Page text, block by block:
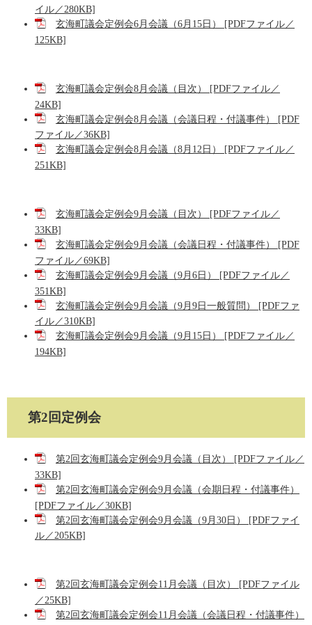
イル／280KB]
玄海町議会定例会6月会議（6月15日） [PDFファイル／
125KB]
玄海町議会定例会8月会議（目次） [PDFファイル／
24KB]
玄海町議会定例会8月会議（会議日程・付議事件） [PDF
ファイル／36KB]
玄海町議会定例会8月会議（8月12日） [PDFファイル／
251KB]
玄海町議会定例会9月会議（目次） [PDFファイル／
33KB]
玄海町議会定例会9月会議（会議日程・付議事件） [PDF
ファイル／69KB]
玄海町議会定例会9月会議（9月6日） [PDFファイル／
351KB]
玄海町議会定例会9月会議（9月9日一般質問） [PDFファ
イル／310KB]
玄海町議会定例会9月会議（9月15日） [PDFファイル／
194KB]
第2回定例会
第2回玄海町議会定例会9月会議（目次） [PDFファイル／
33KB]
第2回玄海町議会定例会9月会議（会期日程・付議事件）
[PDFファイル／30KB]
第2回玄海町議会定例会9月会議（9月30日） [PDFファイ
ル／205KB]
第2回玄海町議会定例会11月会議（目次） [PDFファイル
／25KB]
第2回玄海町議会定例会11月会議（会議日程・付議事件）